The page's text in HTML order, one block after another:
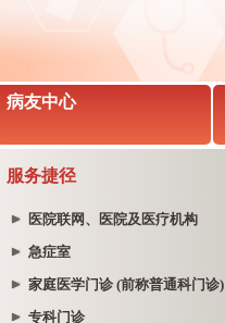
病友中心
服务捷径
医院联网、医院及医疗机构
急症室
家庭医学门诊 (前称普通科门诊)
专科门诊